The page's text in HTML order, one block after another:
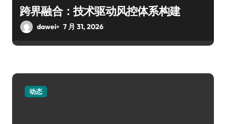
跨界融合：技术驱动风控体系构建
dawei 7 月 31, 2026
动态